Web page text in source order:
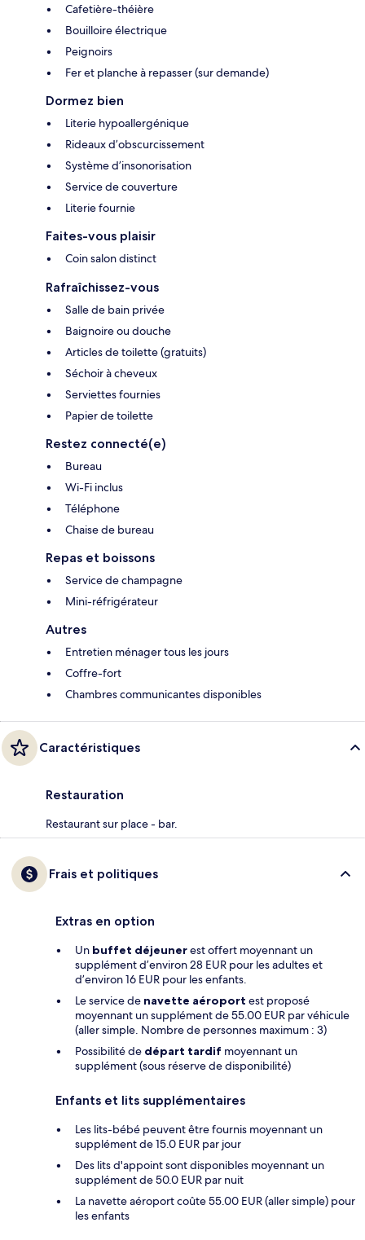
Cafetière-théière
Bouilloire électrique
Peignoirs
Fer et planche à repasser (sur demande)
Dormez bien
Literie hypoallergénique
Rideaux d’obscurcissement
Système d’insonorisation
Service de couverture
Literie fournie
Faites-vous plaisir
Coin salon distinct
Rafraîchissez-vous
Salle de bain privée
Baignoire ou douche
Articles de toilette (gratuits)
Séchoir à cheveux
Serviettes fournies
Papier de toilette
Restez connecté(e)
Bureau
Wi-Fi inclus
Téléphone
Chaise de bureau
Repas et boissons
Service de champagne
Mini-réfrigérateur
Autres
Entretien ménager tous les jours
Coffre-fort
Chambres communicantes disponibles
Caractéristiques
Restauration
Restaurant sur place - bar.
Frais et politiques
Extras en option
Un buffet déjeunerest offert moyennant un
supplément d’environ 28 EUR pour les adultes et
d’environ 16 EUR pour les enfants.
Le service de navette aéroport est proposé
moyennant un supplément de 55.00 EUR par véhicule
(aller simple. Nombre de personnes maximum : 3)
Possibilité de départ tardif moyennant un
supplément (sous réserve de disponibilité)
Enfants et lits supplémentaires
Les lits-bébé peuvent être fournis moyennant un
supplément de 15.0 EUR par jour
Des lits d'appoint sont disponibles moyennant un
supplément de 50.0 EUR par nuit
La navette aéroport coûte 55.00 EUR (aller simple) pour
les enfants